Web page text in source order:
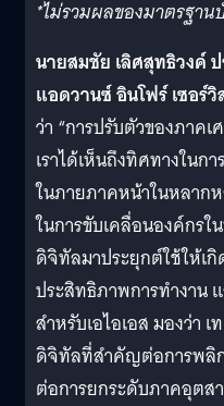
*ไม่รวมผลของมาตรฐา
นายสมชัย เลิศสุทธิวงค์
แอดวานซ์ อินโฟร์ เซอร์
ว่า “การปรับตัวของภาค
เราได้เห็นถึงทิศทางใน
ในภายภาคหน้าในหลาก
ในการขับเคลื่อนองค์กรใ
ดิจิทัลมาประยุกต์ใช้ให้เ
ประสิทธิภาพการทำงาน
สำหรับเอไอเอส มองว่า
ดิจิทัลที่สำคัญต่อการพลิ
ต่อการยกระดับภาคอุตส